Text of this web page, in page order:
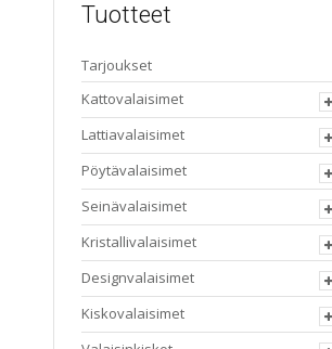
Tuotteet
Tarjoukset
Kattovalaisimet
Lattiavalaisimet
Pöytävalaisimet
Seinävalaisimet
Kristallivalaisimet
Designvalaisimet
Kiskovalaisimet